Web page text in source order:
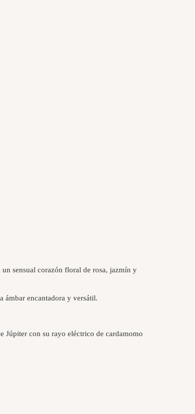
sensual corazón floral de rosa, jazmín y
ámbar encantadora y versátil.
Júpiter con su rayo eléctrico de cardamomo